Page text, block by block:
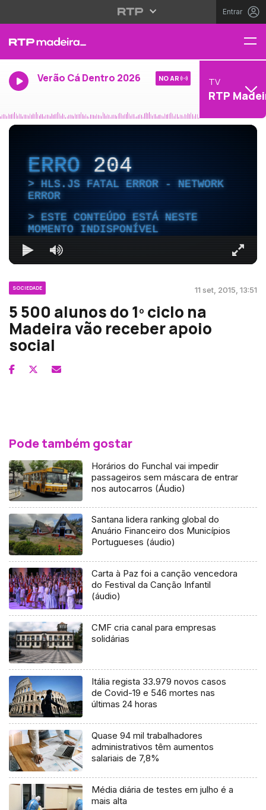
Entrar
Verão Cá Dentro 2026 NO AR TV
RTP
ERRO204
HLS.JS FATAL ERROR - NETWORK
ERROR
ESTE CONTEÚDO ESTÁ NESTE
MOMENTO INDISPONÍVEL
SOCIEDADE 11 set, 2015, 13:51
5 500 alunos do 1º ciclo na
Madeira vão receber apoio
social
Pode também gostar
Horários do Funchal vai impedir
passageiros sem máscara de entrar
nos autocarros (Áudio)
Santana lidera ranking global do
Anuário Financeiro dos Municípios
Portugueses (áudio)
Carta à Paz foi a canção vencedora
do Festival da Canção Infantil
(áudio)
CMF cria canal para empresas
solidárias
Itália regista 33.979 novos casos
de Covid-19 e 546 mortes nas
últimas 24 horas
Quase 94 mil trabalhadores
administrativos têm aumentos
salariais de 7,8%
Média diária de testes em julho é a
mais alta